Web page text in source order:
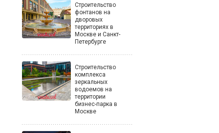
Строительство
фонтанов на
дворовых
территориях в
Москве и Санкт-
Петербурге
Строительство
комплекса
зеркальных
водоемов на
территории
бизнес-парка в
Москве